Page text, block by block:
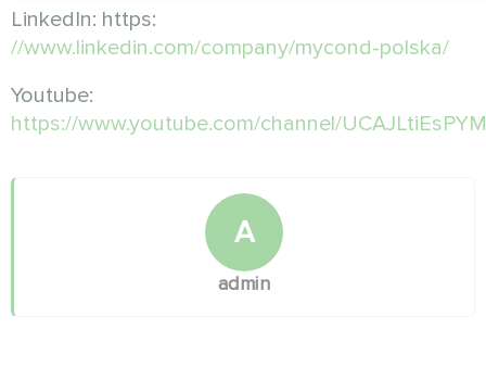
LinkedIn: https:
//www.linkedin.com/company/mycond-polska/
Youtube:
https://www.youtube.com/channel/
A
admin